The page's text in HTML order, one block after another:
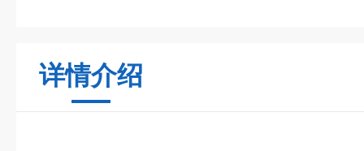
详情介绍